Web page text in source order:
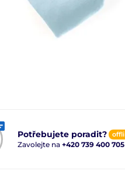
Potřebujete poradit?
Zavolejte na +420 739 400 705